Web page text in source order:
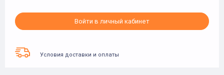
Войти в личный кабинет
Условия доставки и оплаты